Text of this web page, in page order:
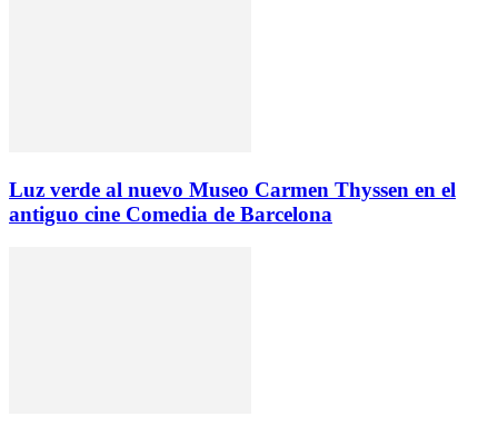
Luz verde al nuevo Museo Carmen Thyssen en el
antiguo cine Comedia de Barcelona